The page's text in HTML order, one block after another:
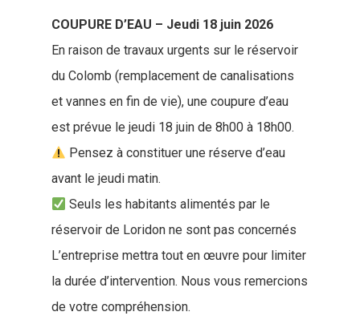
COUPURE D’EAU – Jeudi 18 juin 2026
En raison de travaux urgents sur le réservoir
du Colomb (remplacement de canalisations
et vannes en fin de vie), une coupure d’eau
est prévue le jeudi 18 juin de 8h00 à 18h00.
Pensez à constituer une réserve d’eau
avant le jeudi matin.
Seuls les habitants alimentés par le
réservoir de Loridon ne sont pas concernés
L’entreprise mettra tout en œuvre pour limiter
la durée d’intervention. Nous vous remercions
de votre compréhension.